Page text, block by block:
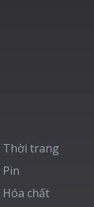
Thời trang
Pin
Hóa chất